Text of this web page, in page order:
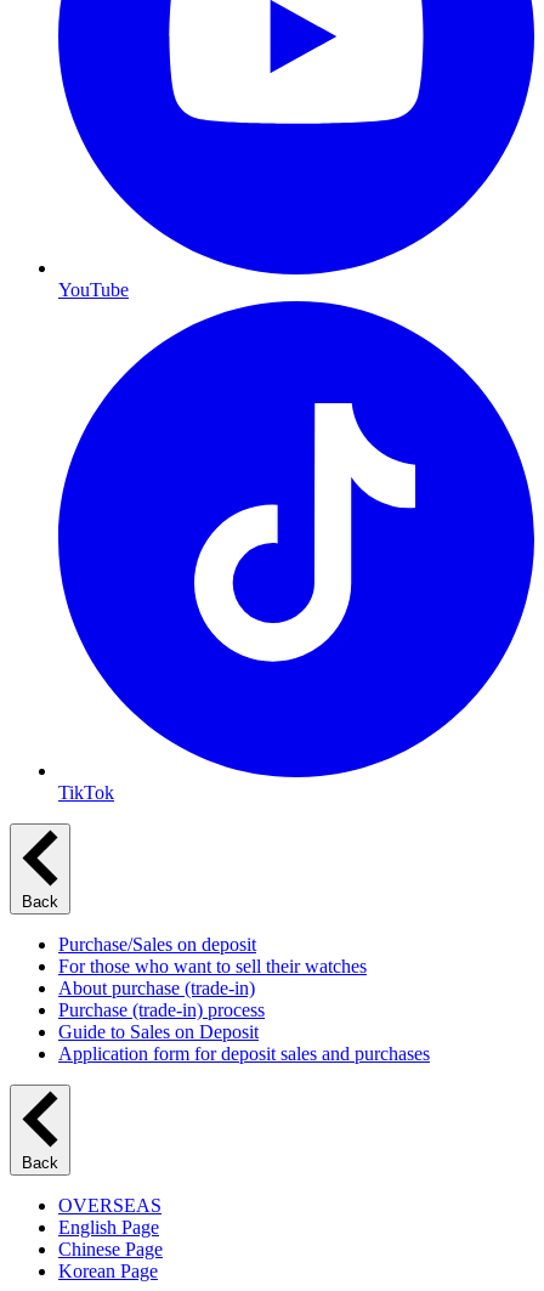
YouTube
TikTok
Back
Purchase/Sales on deposit
For those who want to sell their watches
About purchase (trade-in)
Purchase (trade-in) process
Guide to Sales on Deposit
Application form for deposit sales and purchases
Back
OVERSEAS
English Page
Chinese Page
Korean Page